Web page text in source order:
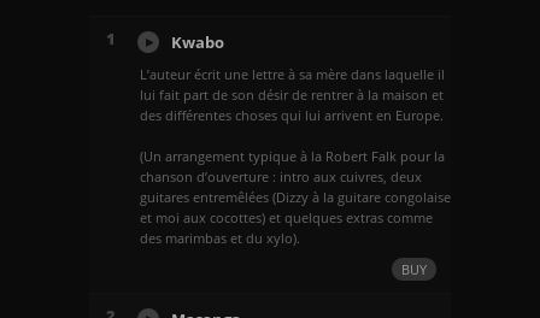
1 Kwabo
L’auteur écrit une lettre à sa mère dans laquelle il
lui fait part de son désir de rentrer à la maison et
des différentes choses qui lui arrivent en Europe.
(Un arrangement typique à la Robert Falk pour la
chanson d’ouverture : intro aux cuivres, deux
guitares entremêlées (Dizzy à la guitare congolaise
et moi aux cocottes) et quelques extras comme
des marimbas et du xylo).
BUY